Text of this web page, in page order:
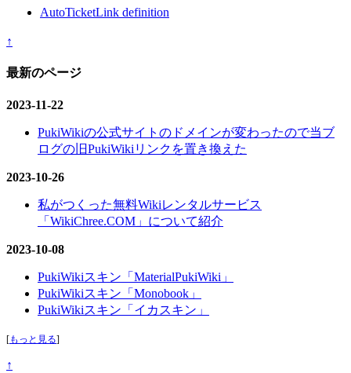
AutoTicketLink definition
↑
最新のページ
2023-11-22
PukiWikiの公式サイトのドメインが変わったので当ブ
ログの旧PukiWikiリンクを置き換えた
2023-10-26
私がつくった無料Wikiレンタルサービス
「WikiChree.COM」について紹介
2023-10-08
PukiWikiスキン「MaterialPukiWiki」
PukiWikiスキン「Monobook」
PukiWikiスキン「イカスキン」
[もっと見る]
↑